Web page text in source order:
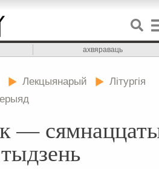
ахвяраваць
Лекцыянарый
Літургія
—